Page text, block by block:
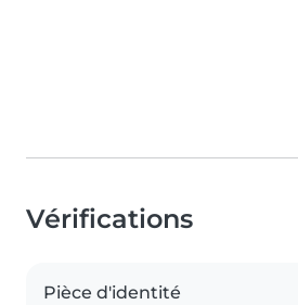
Vérifications
Pièce d'identité